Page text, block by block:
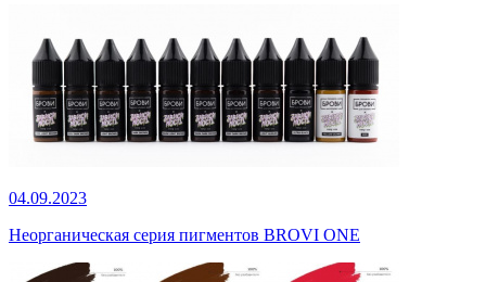
04.09.2023
Неорганическая серия пигментов BROVI ONE